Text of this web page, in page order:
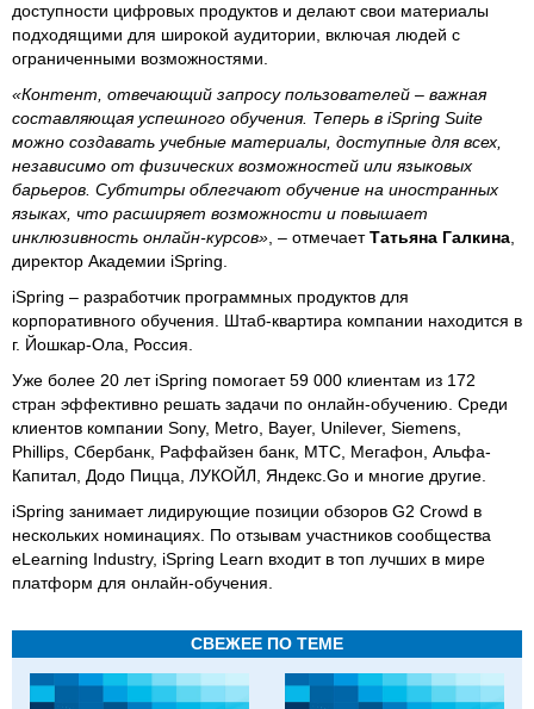
доступности цифровых продуктов и делают свои материалы
подходящими для широкой аудитории, включая людей с
ограниченными возможностями.
«Контент, отвечающий запросу пользователей – важная
составляющая успешного обучения. Теперь в iSpring Suite
можно создавать учебные материалы, доступные для всех,
независимо от физических возможностей или языковых
барьеров. Субтитры облегчают обучение на иностранных
языках, что расширяет возможности и повышает
инклюзивность онлайн-курсов» , – отмечаетТатьяна Галкина
директор Академии iSpring.
iSpring – разработчик программных продуктов для
корпоративного обучения. Штаб-квартира компании находится в
г. Йошкар-Ола, Россия.
Уже более 20 лет iSpring помогает 59 000 клиентам из 172
стран эффективно решать задачи по онлайн-обучению. Среди
клиентов компании Sony, Metro, Bayer, Unilever, Siemens,
Phillips, Сбербанк, Раффайзен банк, МТС, Мегафон, Альфа-
Капитал, Додо Пицца, ЛУКОЙЛ, Яндекс.Go и многие другие.
iSpring занимает лидирующие позиции обзоров G2 Crowd в
нескольких номинациях. По отзывам участников сообщества
eLearning Industry, iSpring Learn входит в топ лучших в мире
платформ для онлайн-обучения.
СВЕЖЕЕ ПО ТЕМЕ